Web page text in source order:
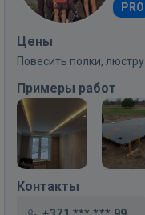
PRO
Цены
Повесить полки, люстру
Примеры работ
Контакты